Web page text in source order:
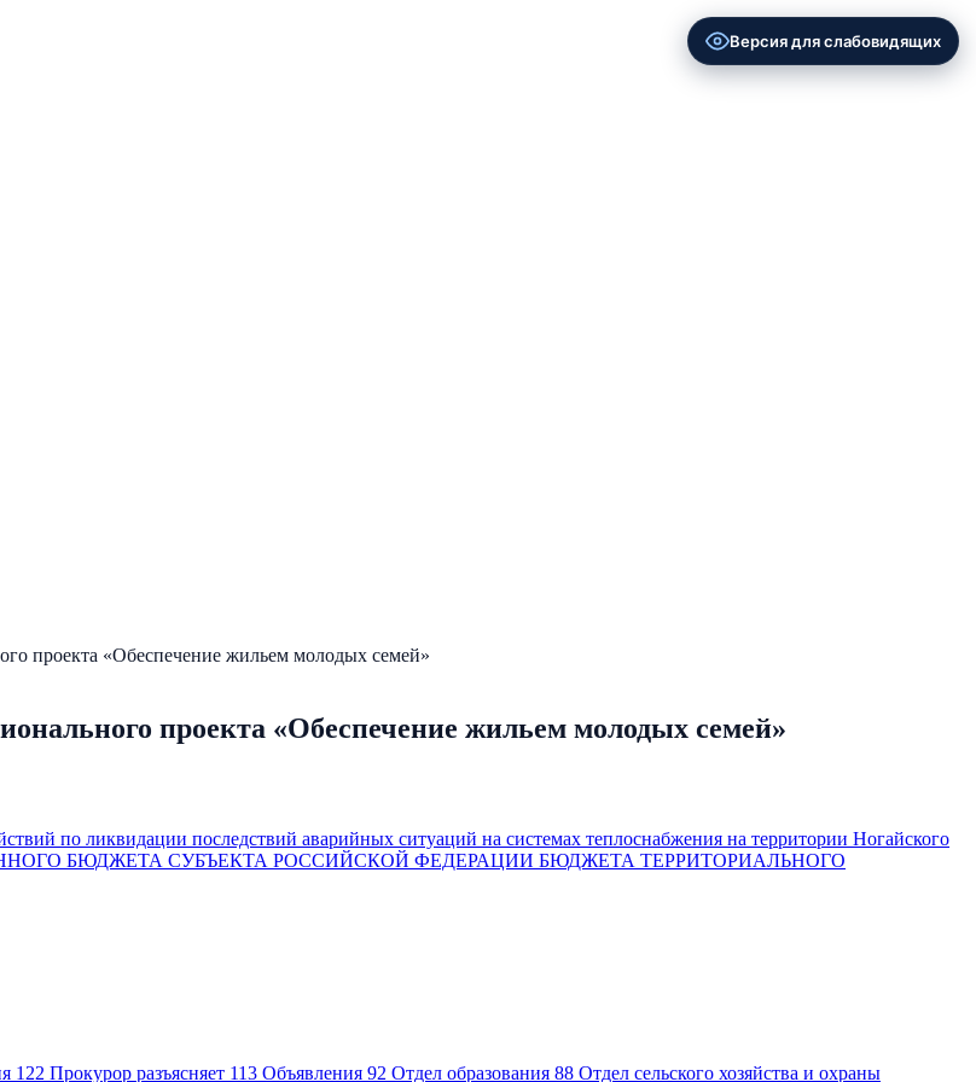
проекта «Обеспечение жильем молодых семей»
проекта «Обеспечение жильем молодых семей»
по ликвидации последствий аварийных ситуаций на системах теплоснабжения на территории Ногайского
БЮДЖЕТА СУБЪЕКТА РОССИЙСКОЙ ФЕДЕРАЦИИ БЮДЖЕТА ТЕРРИТОРИАЛЬНОГО
122 Прокурор разъясняет 113 Объявления 92 Отдел образования 88 Отдел сельского хозяйства и охраны
Версия для слабовидящих